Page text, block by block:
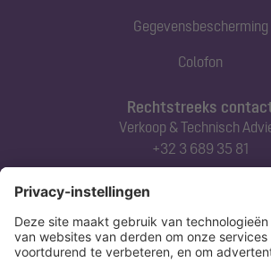
Rechtstreeks
Verkoop & Technisch
+32 3 689 35 81
Abonneert u zich op onze
Gegevensbescherming
Colofon